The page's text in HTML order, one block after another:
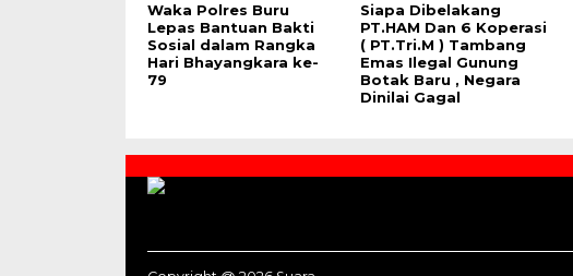
Waka Polres Buru
Lepas Bantuan Bakti
Sosial dalam Rangka
Hari Bhayangkara ke-
79
Siapa Dibelakang
PT.HAM Dan 6 Koperasi
( PT.Tri.M ) Tambang
Emas Ilegal Gunung
Botak Baru , Negara
Dinilai Gagal